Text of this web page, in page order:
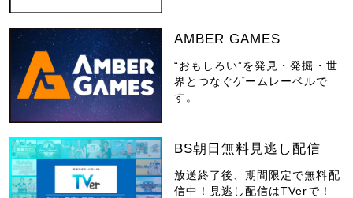
AMBER GAMES
“おもしろい”を発見・発掘・世
界とつなぐゲームレーベルで
す。
BS朝日無料見逃し配信
放送終了後、期間限定で無料配
信中！見逃し配信はTVerで！